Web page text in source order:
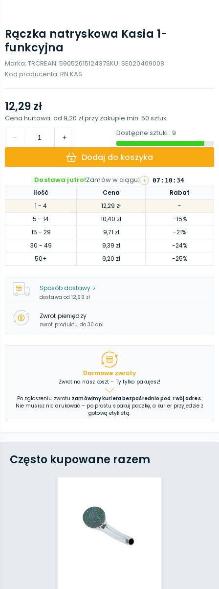
Rączka natryskowa Kasia 1-
funkcyjna
Marka: TRCREAN: 5905261512437SKU: SE020409008
Kod producenta: RN.KAS
Ilość Cena
Rabat
1 - 4 12,29 zł
-
5 - 14 10,40 zł
-15%
15 - 29 9,71 zł
-21%
30 - 49 9,39 zł
-24%
50+ 9,20 zł -25%
12,29 zł
Cena hurtowa: od 9,20 złprzy zakupie min. 50 sztuk
Dostępne sztuki : 9
Dodaj do koszyka
Dostawa jutro!Zamów w ciągu: 07 : 10 :33
Sposób dostawy
dostawa od 12,99 zł
Zwrot pieniędzy
zwrot produktu do 30 dni
Darmowe zwroty
Zwrot na nasz koszt – Ty tylko pakujesz!
Po zgłoszeniu zwrotu zamówimy kuriera bezpośrednio pod Twój adres.
Nie musisz nic drukować – po prostu spakuj paczkę, a kurier przyjedzie z
gotową etykietą.
Często kupowane razem